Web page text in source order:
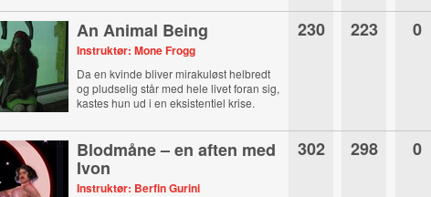
An Animal Being
Instruktør: Mone Frogg
Da en kvinde bliver mirakuløst helbredt
og pludselig står med hele livet foran sig,
kastes hun ud i en eksistentiel krise.
230 223 0
Blodmåne – en aften med
Ivon
Instruktør: Berfin Gurini
302 298 0